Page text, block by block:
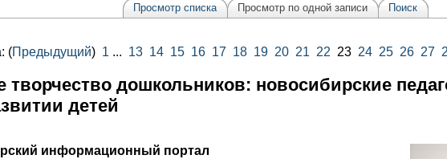
Просмотр списка Просмотр по одной записи Поиск
(Предыдущий) 1 ... 13 14 15 16 17 18 19 20 21 22 23 24 25 26 27
творчество дошкольников: новосибирские
детей
информационный портал